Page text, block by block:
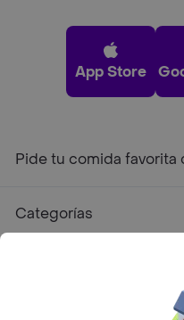
App Store
Pide tu comida favorita
Categorías